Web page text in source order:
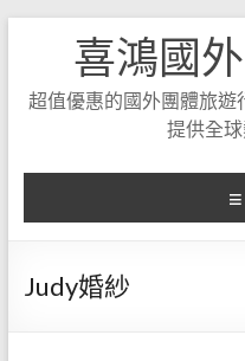
喜鴻國
超值優惠的國外團體旅遊
提供全
Judy婚紗